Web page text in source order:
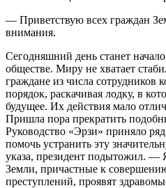
— Приветствую всех граждан
внимания.
Сегодняшний день станет
обществе. Миру не хватает
граждане из числа сотрудников
порядок, раскачивая лодку, в
будущее. Их действия мало
Пришла пора прекратить
Руководство «Эрзи» приняло
помочь устранить эту
указа, президент подытожил. — Я
Земли, причастные к
преступлений, проявят